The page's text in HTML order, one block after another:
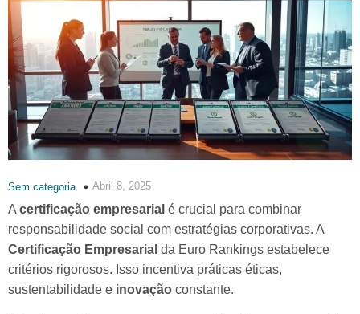
Sem categoria Abril 8, 2025
A certificação empresarial é crucial para combinar
responsabilidade social com estratégias corporativas. A
Certificação Empresarial da Euro Rankings estabelece
critérios rigorosos. Isso incentiva práticas éticas,
sustentabilidade e inovação constante.